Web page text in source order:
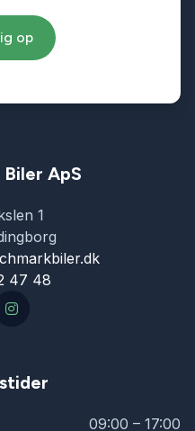
op
ApS
1
47 48
09:00 – 17:00